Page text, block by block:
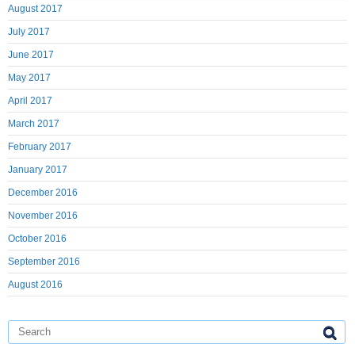
August 2017
July 2017
June 2017
May 2017
April 2017
March 2017
February 2017
January 2017
December 2016
November 2016
October 2016
September 2016
August 2016